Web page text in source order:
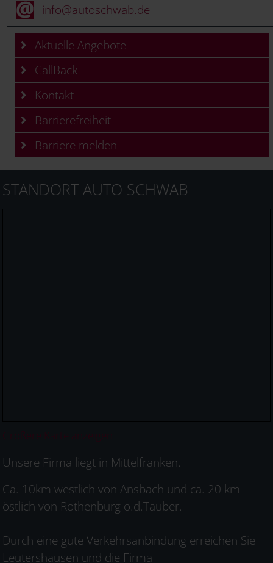
info@autoschwab.de
Aktuelle Angebote
CallBack
Kontakt
Barrierefreiheit
Barriere melden
STANDORT AUTO SCHWAB
Größere Karte anzeigen
Unsere Firma liegt in Mittelfranken.
Ca. 10km westlich von Ansbach und ca. 20 km
östlich von Rothenburg o.d.Tauber.
Durch eine gute Verkehrsanbindung erreichen Sie
Leutershausen und die Firma